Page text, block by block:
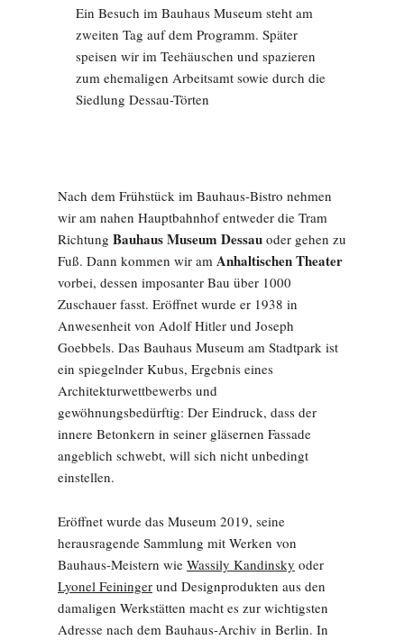
Ein Besuch im Bauhaus Museum steht am
zweiten Tag auf dem Programm. Später
speisen wir im Teehäuschen und spazieren
zum ehemaligen Arbeitsamt sowie durch die
Siedlung Dessau-Törten
Nach dem Frühstück im Bauhaus-Bistro nehmen
wir am nahen Hauptbahnhof entweder die Tram
Richtung Bauhaus Museum Dessau oder gehen zu
Fuß. Dann kommen wir am Anhaltischen Theater
vorbei, dessen imposanter Bau über 1000
Zuschauer fasst. Eröffnet wurde er 1938 in
Anwesenheit von Adolf Hitler und Joseph
Goebbels. Das Bauhaus Museum am Stadtpark ist
ein spiegelnder Kubus, Ergebnis eines
Architekturwettbewerbs und
gewöhnungsbedürftig: Der Eindruck, dass der
innere Betonkern in seiner gläsernen Fassade
angeblich schwebt, will sich nicht unbedingt
einstellen.
Eröffnet wurde das Museum 2019, seine
herausragende Sammlung mit Werken von
Bauhaus-Meistern wie Wassily Kandinsky oder
Lyonel Feininger und Designprodukten aus den
damaligen Werkstätten macht es zur wichtigsten
Adresse nach dem Bauhaus-Archiv in Berlin. In